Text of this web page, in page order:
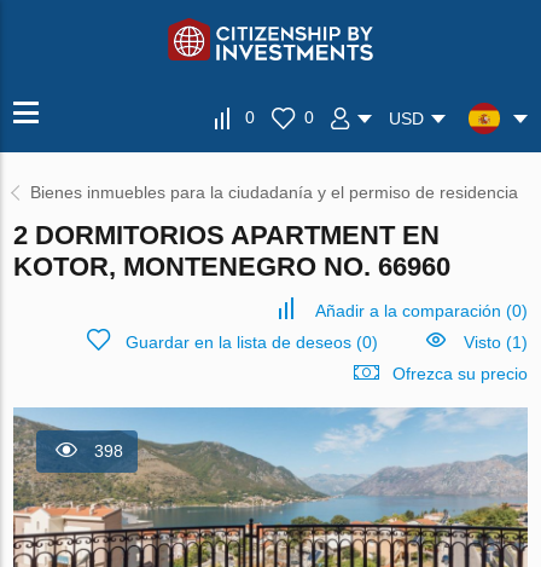
0 0 USD
Bienes inmuebles para la ciudadanía y el permiso de residencia
2 DORMITORIOS APARTMENT EN
KOTOR, MONTENEGRO NO. 66960
Añadir a la comparación (0)
Guardar en la lista de deseos(0)
Visto (1)
Ofrezca su precio
398